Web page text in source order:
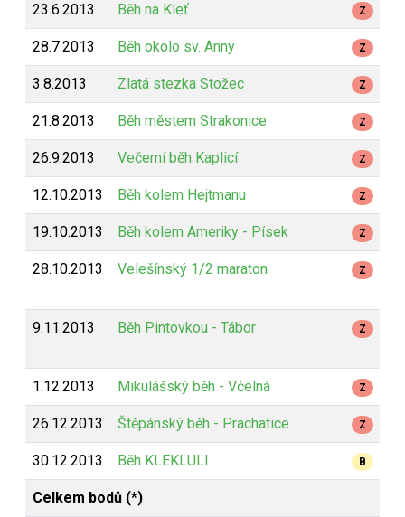
23.6.2013 Běh na Kleť Z
28.7.2013 Běh okolo sv. Anny Z
3.8.2013 Zlatá stezka Stožec Z
21.8.2013 Běh městem Strakonice Z
26.9.2013 Večerní běh Kaplicí Z
12.10.2013 Běh kolem Hejtmanu Z
19.10.2013 Běh kolem Ameriky - Písek Z
28.10.2013 Velešínský 1/2 maraton Z
9.11.2013 Běh Pintovkou - Tábor Z
1.12.2013 Mikulášský běh - Včelná Z
26.12.2013 Štěpánský běh - Prachatice Z
30.12.2013 Běh KLEKLULI B
Celkem bodů (*)